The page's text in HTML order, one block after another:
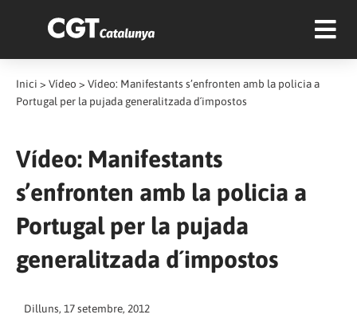
Inici > Vídeo > Vídeo: Manifestants s’enfronten amb la policia a
Portugal per la pujada generalitzada d´impostos
Vídeo: Manifestants
s’enfronten amb la policia a
Portugal per la pujada
generalitzada d´impostos
Dilluns, 17 setembre, 2012